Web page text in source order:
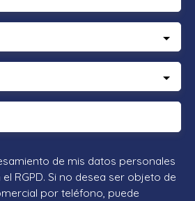
de mis datos personales
RGPD. Si no desea ser objeto de
por teléfono, puede